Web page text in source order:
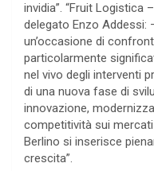
invidia”. “Fruit Logistica
delegato Enzo Addessi:
un’occasione di
particolarmente
nel vivo degli interventi
di una nuova fase di
innovazione,
competitività sui
Berlino si inserisce
crescita”.